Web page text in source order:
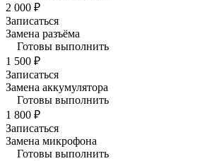
2 000 ₽
Записаться
Замена разъёма
Готовы выполнить
1 500 ₽
Записаться
Замена аккумулятора
Готовы выполнить
1 800 ₽
Записаться
Замена микрофона
Готовы выполнить